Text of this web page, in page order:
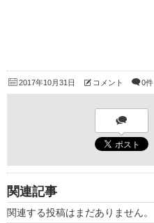
2017年10月31日 コメント 0件
関連記事
関連する投稿はまだありません。